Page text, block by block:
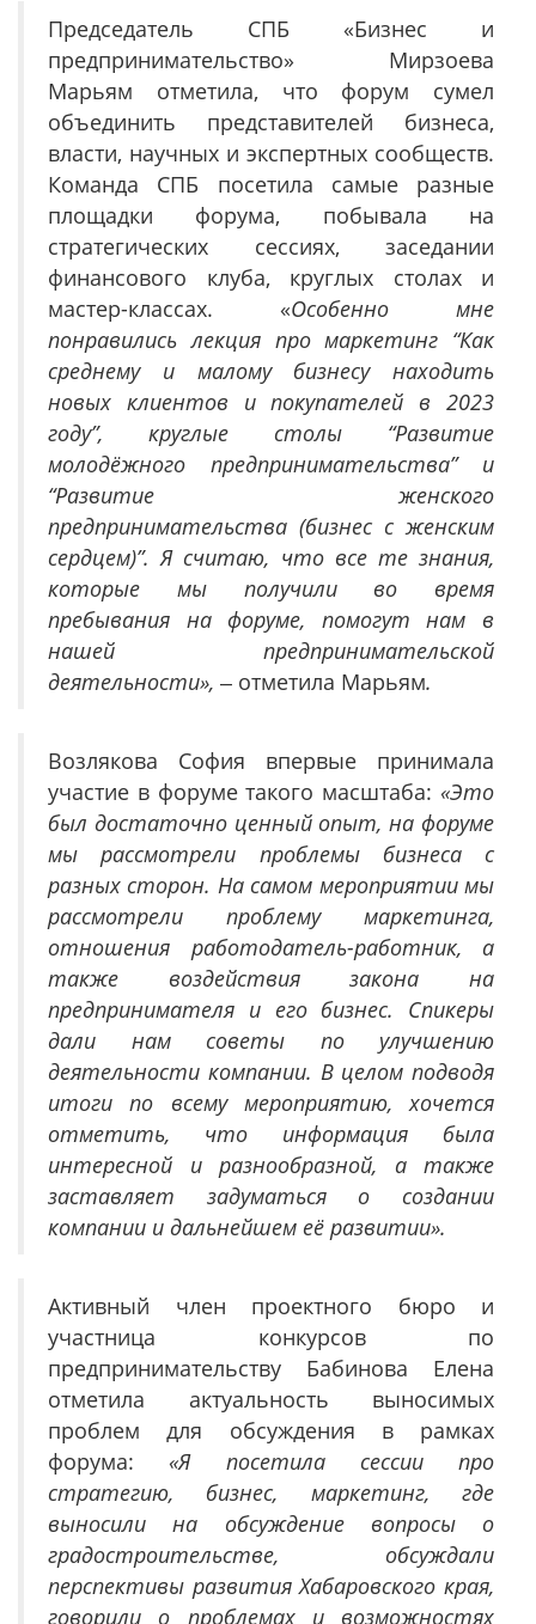
Председатель СПБ «Бизнес и
предпринимательство» Мирзоева
Марьям отметила, что форум сумел
объединить представителей бизнеса,
власти, научных и экспертных сообществ.
Команда СПБ посетила самые разные
площадки форума, побывала на
стратегических сессиях, заседании
финансового клуба, круглых столах и
мастер-классах. «Особенно мне
понравились лекция про маркетинг “Как
среднему и малому бизнесу находить
новых клиентов и покупателей в 2023
году”, круглые столы “Развитие
молодёжного предпринимательства” и
“Развитие женского
предпринимательства (бизнес с женским
сердцем)”. Я считаю, что все те знания,
которые мы получили во время
пребывания на форуме, помогут нам в
нашей предпринимательской
деятельности», ‒ отметила Марьям.
Возлякова София впервые принимала
участие в форуме такого масштаба: «Это
был достаточно ценный опыт, на форуме
мы рассмотрели проблемы бизнеса с
разных сторон. На самом мероприятии мы
рассмотрели проблему маркетинга,
отношения работодатель-работник, а
также воздействия закона на
предпринимателя и его бизнес. Спикеры
дали нам советы по улучшению
деятельности компании. В целом подводя
итоги по всему мероприятию, хочется
отметить, что информация была
интересной и разнообразной, а также
заставляет задуматься о создании
компании и дальнейшем её развитии».
Активный член проектного бюро и
участница конкурсов по
предпринимательству Бабинова Елена
отметила актуальность выносимых
проблем для обсуждения в рамках
форума:«Я посетила сессии про
стратегию, бизнес, маркетинг, где
выносили на обсуждение вопросы о
градостроительстве, обсуждали
перспективы развития Хабаровского края,
говорили о проблемах и возможностях